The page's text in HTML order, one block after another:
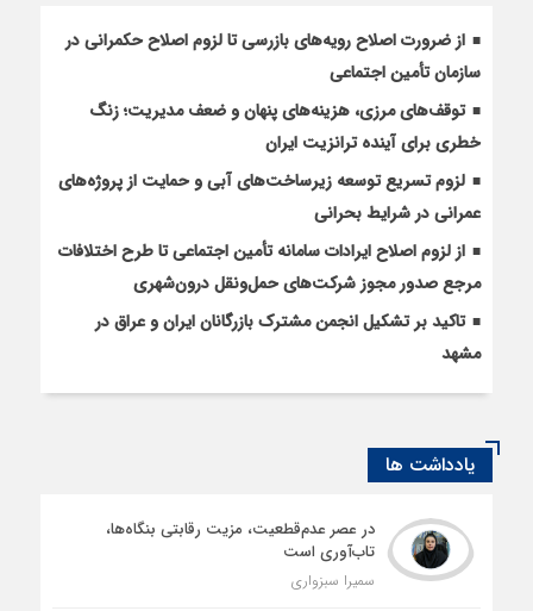
از ضرورت اصلاح رویه‌های بازرسی تا لزوم اصلاح حکمرانی در
سازمان تأمین اجتماعی
توقف‌های مرزی، هزینه‌های پنهان و ضعف مدیریت؛ زنگ
خطری برای آینده ترانزیت ایران
لزوم تسریع توسعه زیرساخت‌های آبی و حمایت از پروژه‌های
عمرانی در شرایط بحرانی
از لزوم اصلاح ایرادات سامانه تأمین اجتماعی تا طرح اختلافات
مرجع صدور مجوز شرکت‌های حمل‌ونقل درون‌شهری
تاکید بر تشکیل انجمن مشترک بازرگانان ایران و عراق در
مشهد
یادداشت ها
در عصر عدم‌قطعیت، مزیت رقابتی بنگاه‌ها،
تاب‌آوری است
سمیرا سبزواری